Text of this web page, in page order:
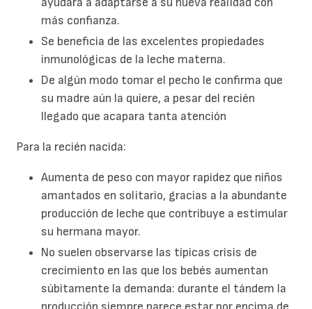
más confianza.
Se beneficia de las excelentes propiedades
inmunológicas de la leche materna.
De algún modo tomar el pecho le confirma que
su madre aún la quiere, a pesar del recién
llegado que acapara tanta atención
Para la recién nacida:
Aumenta de peso con mayor rapidez que niños
amantados en solitario, gracias a la abundante
producción de leche que contribuye a estimular
su hermana mayor.
No suelen observarse las típicas crisis de
crecimiento en las que los bebés aumentan
súbitamente la demanda: durante el tándem la